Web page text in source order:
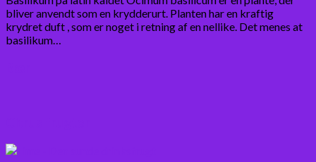
bliver anvendt som en krydderurt. Planten har en kraftig
krydret duft , som er noget i retning af en nellike. Det menes at
basilikum…